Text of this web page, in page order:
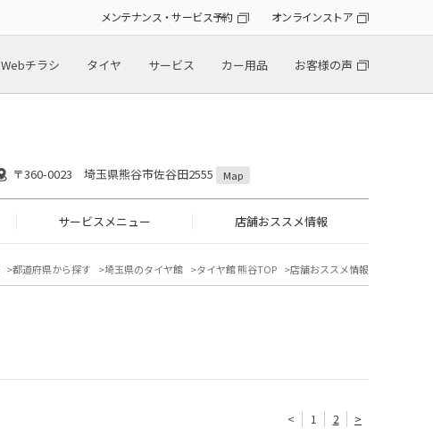
メンテナンス・サービス予約 オンラインストア
Webチラシ タイヤ サービス カー用品 お客様の声
〒360-0023 埼玉県熊谷市佐谷田2555 Map
サービスメニュー 店舗おススメ情報
都道府県から探す 埼玉県のタイヤ館 タイヤ館 熊谷TOP 店舗おススメ情報
< 1 2 >